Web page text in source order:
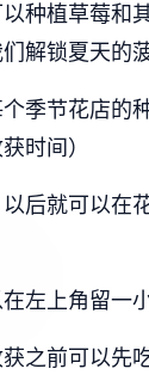
种植草莓和
解锁夏天的
季节花店的
时间）
后就可以在
左上角留一
之前可以先